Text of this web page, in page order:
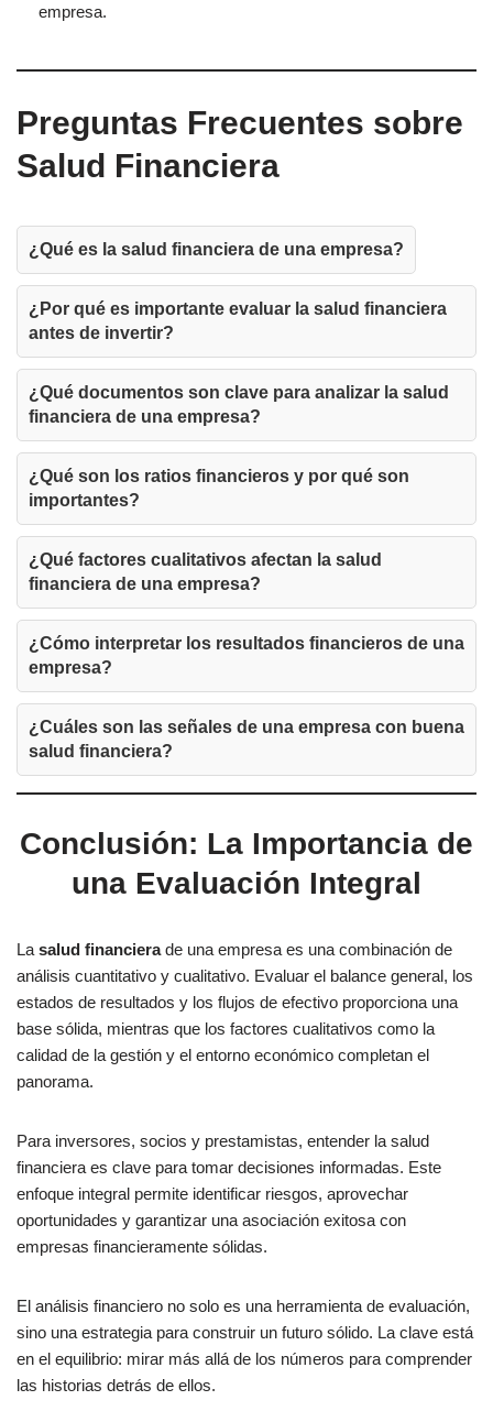
empresa.
Preguntas Frecuentes sobre
Salud Financiera
¿Qué es la salud financiera de una empresa?
¿Por qué es importante evaluar la salud financiera
antes de invertir?
¿Qué documentos son clave para analizar la salud
financiera de una empresa?
¿Qué son los ratios financieros y por qué son
importantes?
¿Qué factores cualitativos afectan la salud
financiera de una empresa?
¿Cómo interpretar los resultados financieros de una
empresa?
¿Cuáles son las señales de una empresa con buena
salud financiera?
Conclusión: La Importancia de
una Evaluación Integral
La salud financierade una empresa es una combinación de
análisis cuantitativo y cualitativo. Evaluar el balance general, los
estados de resultados y los flujos de efectivo proporciona una
base sólida, mientras que los factores cualitativos como la
calidad de la gestión y el entorno económico completan el
panorama.
Para inversores, socios y prestamistas, entender la salud
financiera es clave para tomar decisiones informadas. Este
enfoque integral permite identificar riesgos, aprovechar
oportunidades y garantizar una asociación exitosa con
empresas financieramente sólidas.
El análisis financiero no solo es una herramienta de evaluación,
sino una estrategia para construir un futuro sólido. La clave está
en el equilibrio: mirar más allá de los números para comprender
las historias detrás de ellos.